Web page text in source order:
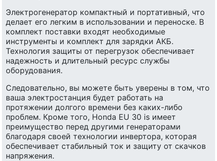
Электрогенератор компактный и портативный, что
делает его легким в использовании и переноске. В
комплект поставки входят необходимые
инструменты и комплект для зарядки АКБ.
Технология защиты от перегрузок обеспечивает
надежность и длительный ресурс службы
оборудования.
Следовательно, вы можете быть уверены в том, что
ваша электростанция будет работать на
протяжении долгого времени без каких-либо
проблем. Кроме того, Honda EU 30 is имеет
преимущество перед другими генераторами
благодаря своей технологии инвертора, которая
обеспечивает стабильный ток и защиту от скачков
напряжения.